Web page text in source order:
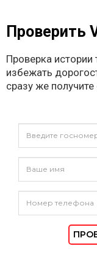
Проверить
Проверка
избежать
сразу же